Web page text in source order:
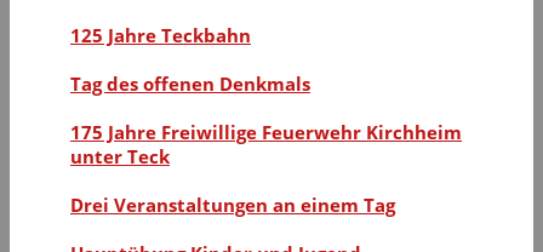
125 Jahre Teckbahn
Tag des offenen Denkmals
175 Jahre Freiwillige Feuerwehr Kirchheim
unter Teck
Drei Veranstaltungen an einem Tag